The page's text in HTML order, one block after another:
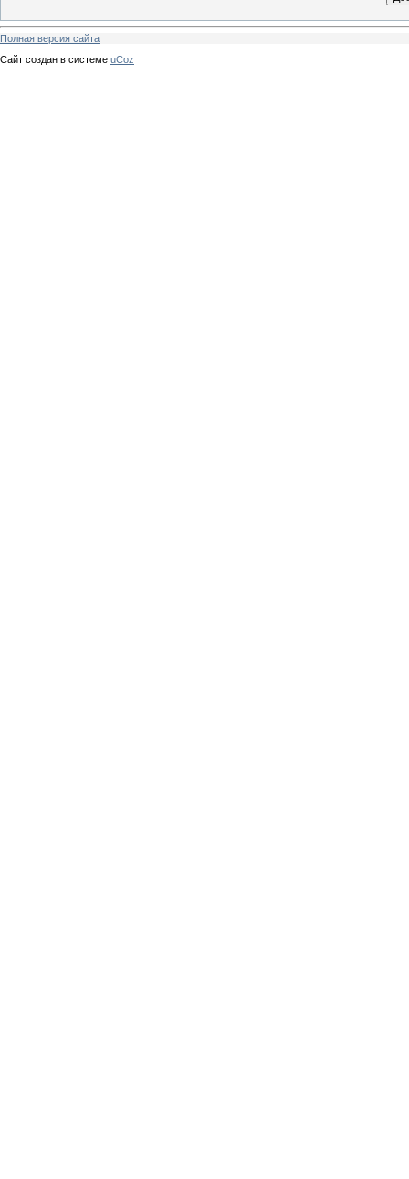
Полная версия сайта
Сайт создан в системе uCoz